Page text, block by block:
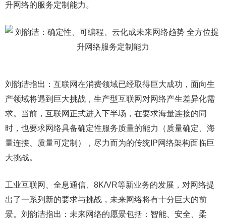
升网络的服务定制能力。
刘韵洁指出：互联网在消费领域已经取得巨大成功，面向生
产领域将遇到巨大挑战，生产型互联网对网络产生差异化需
求。当前，互联网正式进入下半场，在要求海量连接的同
时，也要求网络具备确定性服务质量的能力（质量确定、海
量连接、质量可定制），尽力而为的传统IP网络架构面临巨
大挑战。
工业互联网、全息通信、8K/VR等新业务的发展，对网络提
出了一系列新的要求与挑战，未来网络将有十分巨大的前
景。刘韵洁指出：未来网络的愿景包括：智能、安全、柔